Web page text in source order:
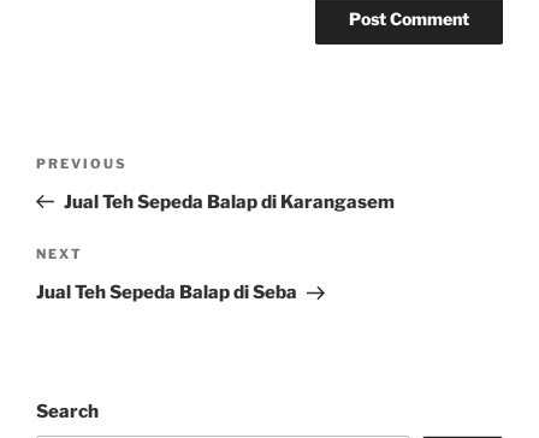
Previous
Post
PREVIOUS
Jual Teh Sepeda Balap di Karangasem
Next
Post
NEXT
Jual Teh Sepeda Balap di Seba
Search